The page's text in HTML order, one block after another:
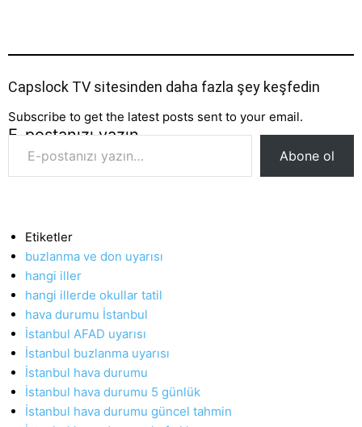
Capslock TV sitesinden daha fazla şey keşfedin
Subscribe to get the latest posts sent to your email.
E-postanızı yazın…
Abone ol
Etiketler
buzlanma ve don uyarısı
hangi iller
hangi illerde okullar tatil
hava durumu İstanbul
İstanbul AFAD uyarısı
İstanbul buzlanma uyarısı
İstanbul hava durumu
İstanbul hava durumu 5 günlük
İstanbul hava durumu güncel tahmin